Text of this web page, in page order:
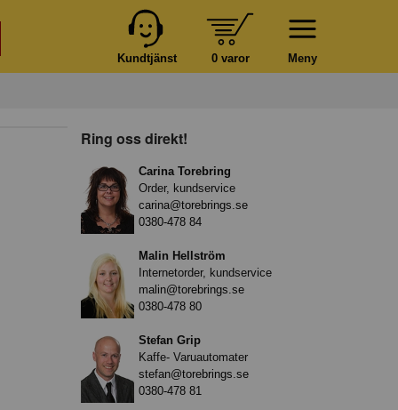
Meny
0 varor
Kundtjänst
Ring oss direkt!
Carina Torebring
Order, kundservice
carina@torebrings.se
0380-478 84
Malin Hellström
Internetorder, kundservice
malin@torebrings.se
0380-478 80
Stefan Grip
Kaffe- Varuautomater
stefan@torebrings.se
0380-478 81